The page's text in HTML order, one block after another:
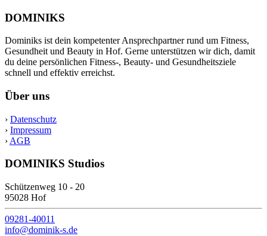
DOMINIKS
Dominiks ist dein kompetenter Ansprechpartner rund um Fitness,
Gesundheit und Beauty in Hof. Gerne unterstützen wir dich, damit
du deine persönlichen Fitness-, Beauty- und Gesundheitsziele
schnell und effektiv erreichst.
Über uns
› Datenschutz
› Impressum
› AGB
DOMINIKS Studios
Schützenweg 10 - 20
95028 Hof
09281-40011
info@dominik-s.de